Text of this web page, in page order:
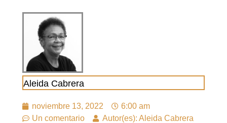
Aleida Cabrera
noviembre 13, 2022
6:00 am
Un comentario
Autor(es): Aleida Cabrera